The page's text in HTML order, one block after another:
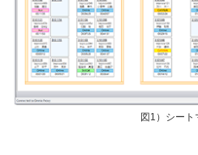
図1）シート